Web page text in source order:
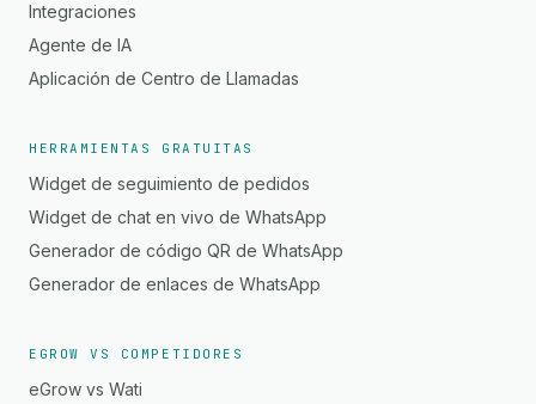
Integraciones
Agente de IA
Aplicación de Centro de Llamadas
HERRAMIENTAS GRATUITAS
Widget de seguimiento de pedidos
Widget de chat en vivo de WhatsApp
Generador de código QR de WhatsApp
Generador de enlaces de WhatsApp
EGROW VS COMPETIDORES
eGrow vs Wati